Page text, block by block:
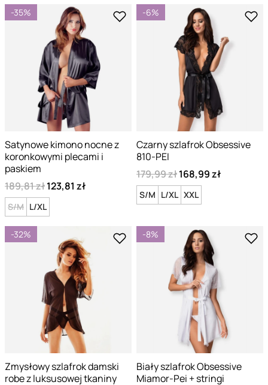
-35%
Satynowe kimono nocne z
koronkowymi plecami i
paskiem
189,81 zł123,81 zł
S/M L/XL
-6%
Czarny szlafrok Obsessive
810-PEI
179,99 zł168,99 zł
S/M L/XL XXL
-32%
Zmysłowy szlafrok damski
robe z luksusowej tkaniny
-8%
Biały szlafrok Obsessive
Miamor-Pei + stringi